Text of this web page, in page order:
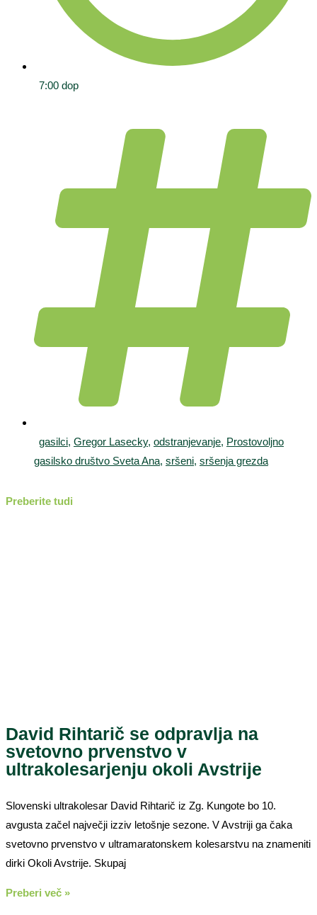
7:00 dop
gasilci, Gregor Lasecky, odstranjevanje, Prostovoljno
gasilsko društvo Sveta Ana, sršeni, sršenja grezda
Preberite tudi
David Rihtarič se odpravlja na
svetovno prvenstvo v
ultrakolesarjenju okoli Avstrije
Slovenski ultrakolesar David Rihtarič iz Zg. Kungote bo 10.
avgusta začel največji izziv letošnje sezone. V Avstriji ga čaka
svetovno prvenstvo v ultramaratonskem kolesarstvu na znameniti
dirki Okoli Avstrije. Skupaj
Preberi več »